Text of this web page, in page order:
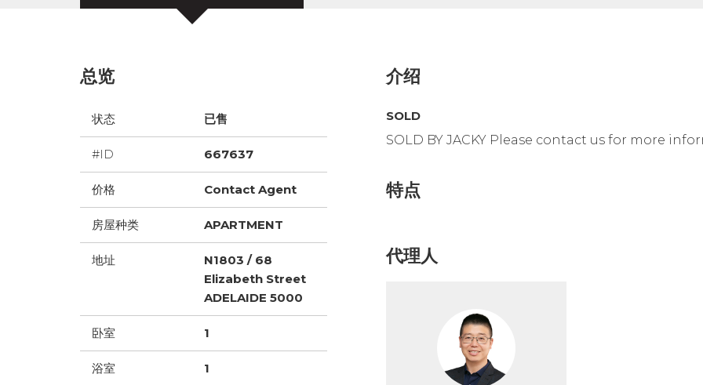
总览
状态 已售
#ID 667637
价格 Contact Agent
房屋种类 APARTMENT
地址
N1803 / 68
Elizabeth Street
ADELAIDE 5000
卧室 1
浴室 1
介绍
SOLD
SOLD BY JACKY Please contact us for more
特点
代理人